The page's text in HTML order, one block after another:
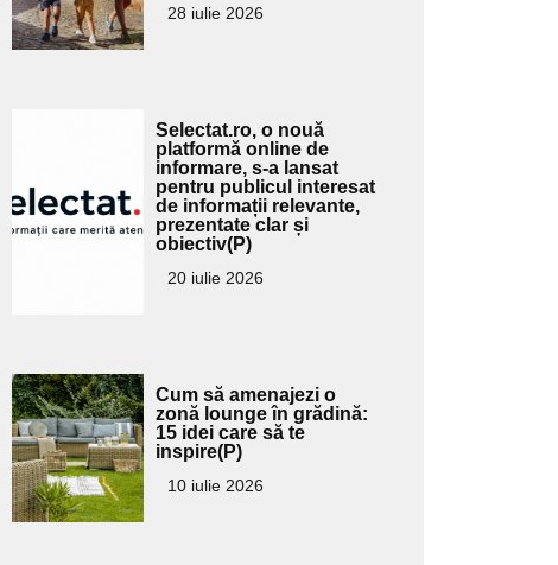
28 iulie 2026
subtitlu
Selectat.ro, o nouă
platformă online de
informare, s-a lansat
pentru publicul interesat
de informații relevante,
prezentate clar și
obiectiv(P)
20 iulie 2026
Adaugă
aici textul
pentru
subtitlu
Cum să amenajezi o
zonă lounge în grădină:
15 idei care să te
inspire(P)
10 iulie 2026